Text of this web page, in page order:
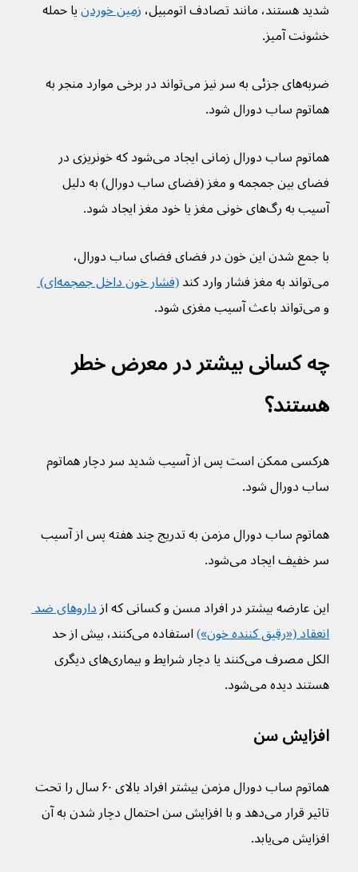
شدید هستند، مانند تصادف اتومبیل، زمین خوردن یا حمله
خشونت آمیز.
ضربه‌های جزئی به سر نیز می‌تواند در برخی موارد منجر به
هماتوم ساب دورال شود.
هماتوم ساب دورال زمانی ایجاد می‌شود که خونریزی در
فضای بین جمجمه و مغز (فضای ساب دورال) به دلیل
آسیب به رگ‌های خونی مغز یا خود مغز ایجاد شود.
با جمع شدن این خون در فضای فضای ساب دورال،
می‌تواند به مغز فشار وارد کند
(فشار خون داخل جمجمه‌ای)
و می‌تواند باعث آسیب مغزی شود.
چه کسانی بیشتر در معرض خطر
هستند؟
هرکسی ممکن است پس از آسیب شدید سر دچار هماتوم
ساب دورال شود.
هماتوم ساب دورال مزمن به تدریج چند هفته پس از آسیب
سر خفیف ایجاد می‌شود.
این عارضه بیشتر در افراد مسن و کسانی که از داروهای ضد
انعقاد («رقیق کننده خون»)
استفاده می‌کنند، بیش از حد
الکل مصرف می‌کنند یا دچار شرایط و بیماری‌های دیگری
هستند دیده می‌شود.
افزایش سن
هماتوم‌ ساب دورال مزمن بیشتر افراد بالای ۶۰ سال را تحت
تاثیر قرار می‌دهد و با افزایش سن احتمال دچار شدن به آن
افزایش می‌یابد.